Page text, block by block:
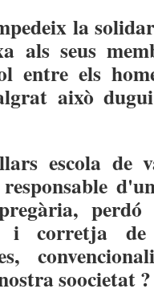
la
als seus
entre els
això
escola de
i corretja
soocietat ?